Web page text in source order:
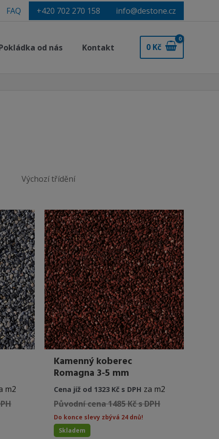
FAQ +420 702 270 158 info@destone.cz
od nás Kontakt 0 Kč
m2
Kamenný koberec
Romagna 3-5 mm
Cena již od 1323 Kč s DPH za m2
Původní cena 1485 Kč s DPH
Do konce slevy zbývá 24 dnů!
Skladem